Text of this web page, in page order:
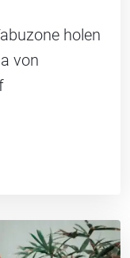
holen
von